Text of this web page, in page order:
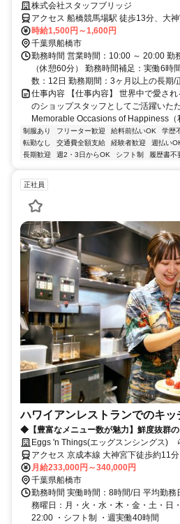
前払い可・交通費全額支給）
株式会社スタッフブリッジ
アクセス 船橋競馬場駅 徒歩13分、大
時給1,500円～1,600円
千葉県船橋市
勤務時間 営業時間：10:00 ～ 20:00 勤
（休憩60分） 勤務時間補足：実働6時
数：12日 勤務期間：3ヶ月以上の長期/
仕事内容 【仕事内容】 世界中で愛さ
のショップスタッフとしてご活躍いた
Memorable Occasions of Happiness（
制服あり フリーター歓迎 給料前払いOK 学歴
転勤なし
交通費全額支給 経験者歓迎 週払い
長期歓迎
週2・3日からOK シフト制 履歴書不
正社員
ハワイアンレストランでのキッ
◆【豊富なメニュー数が魅力】鮮度抜群
ワイ料理～洋食全般の腕を磨けます◆
Eggs 'n Things(エッグスンシングス)
員募集
アクセス 京成本線 大神宮下徒歩約11
約14分、ＪＲ武蔵野線 南船橋南口徒歩
月給233,000円～340,000円
千葉県船橋市
勤務時間 実働時間：8時間/日 平均勤
務曜日：月・火・水・木・金・土・日
22:00 ・シフト制 ・週実働40時間